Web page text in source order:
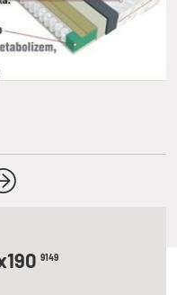
9149